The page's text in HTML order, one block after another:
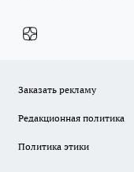
Заказать рекламу
Редакционная политика
Политика этики